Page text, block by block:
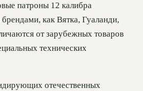
патроны 12 калибра
как Вятка, Гуаланди,
от зарубежных товаров
технических
отечественных